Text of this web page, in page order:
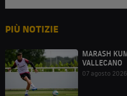
PIÙ NOTIZIE
MARASH
VALLECANO
07 agosto 2026